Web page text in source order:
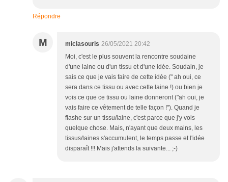
Répondre
M miclasouris 26/05/2021 20:42
Moi, c'est le plus souvent la rencontre soudaine
d'une laine ou d'un tissu et d'une idée. Soudain, je
sais ce que je vais faire de cette idée (" ah oui, ce
sera dans ce tissu ou avec cette laine !) ou bien je
vois ce que ce tissu ou laine donneront ("ah oui, je
vais faire ce vêtement de telle façon !"). Quand je
flashe sur un tissu/laine, c'est parce que j'y vois
quelque chose. Mais, n'ayant que deux mains, les
tissus/laines s'accumulent, le temps passe et l'idée
disparaît !!! Mais j'attends la suivante... ;-)